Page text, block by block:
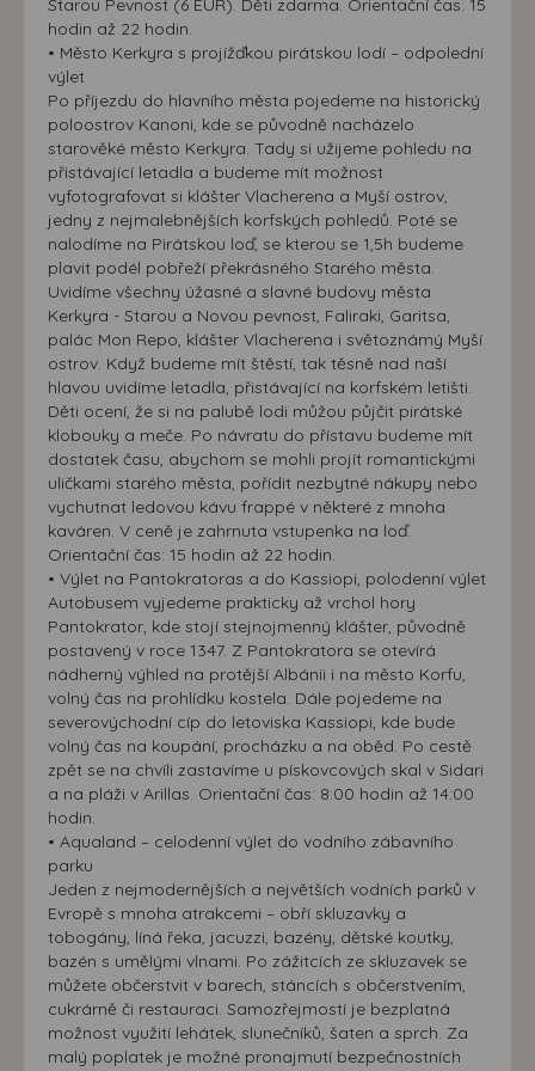
Starou Pevnost (6 EUR). Děti zdarma. Orientační čas: 15
hodin až 22 hodin.
• Město Kerkyra s projížďkou pirátskou lodí – odpolední
výlet
Po příjezdu do hlavního města pojedeme na historický
poloostrov Kanoni, kde se původně nacházelo
starověké město Kerkyra. Tady si užijeme pohledu na
přistávající letadla a budeme mít možnost
vyfotografovat si klášter Vlacherena a Myší ostrov,
jedny z nejmalebnějších korfských pohledů. Poté se
nalodíme na Pirátskou loď, se kterou se 1,5h budeme
plavit podél pobřeží překrásného Starého města.
Uvidíme všechny úžasné a slavné budovy města
Kerkyra - Starou a Novou pevnost, Faliraki, Garitsa,
palác Mon Repo, klášter Vlacherena i světoznámý Myší
ostrov. Když budeme mít štěstí, tak těsně nad naší
hlavou uvidíme letadla, přistávající na korfském letišti.
Děti ocení, že si na palubě lodi můžou půjčit pirátské
klobouky a meče. Po návratu do přístavu budeme mít
dostatek času, abychom se mohli projít romantickými
uličkami starého města, pořídit nezbytné nákupy nebo
vychutnat ledovou kávu frappé v některé z mnoha
kaváren. V ceně je zahrnuta vstupenka na loď.
Orientační čas: 15 hodin až 22 hodin.
• Výlet na Pantokratoras a do Kassiopi, polodenní výlet
Autobusem vyjedeme prakticky až vrchol hory
Pantokrator, kde stojí stejnojmenný klášter, původně
postavený v roce 1347. Z Pantokratora se otevírá
nádherný výhled na protější Albánii i na město Korfu,
volný čas na prohlídku kostela. Dále pojedeme na
severovýchodní cíp do letoviska Kassiopi, kde bude
volný čas na koupání, procházku a na oběd. Po cestě
zpět se na chvíli zastavíme u pískovcových skal v Sidari
a na pláži v Arillas. Orientační čas: 8:00 hodin až 14:00
hodin.
• Aqualand – celodenní výlet do vodního zábavního
parku
Jeden z nejmodernějších a největších vodních parků v
Evropě s mnoha atrakcemi – obří skluzavky a
tobogány, líná řeka, jacuzzi, bazény, dětské koutky,
bazén s umělými vlnami. Po zážitcích ze skluzavek se
můžete občerstvit v barech, stáncích s občerstvením,
cukrárně či restauraci. Samozřejmostí je bezplatná
možnost využití lehátek, slunečníků, šaten a sprch. Za
malý poplatek je možné pronajmutí bezpečnostních
zájmech. Na základě těchto informací není zpravidla
možná bezprostřední identifikace uživatele. Bez vyjádření
souhlasu, nedojde k zobrazování obsahu a reklam
přizpůsobených Vašim zájmům.